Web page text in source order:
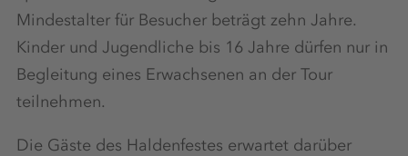
Mindestalter für Besucher beträgt zehn Jahre.
Kinder und Jugendliche bis 16 Jahre dürfen nur in
Begleitung eines Erwachsenen an der Tour
teilnehmen.
Die Gäste des Haldenfestes erwartet darüber